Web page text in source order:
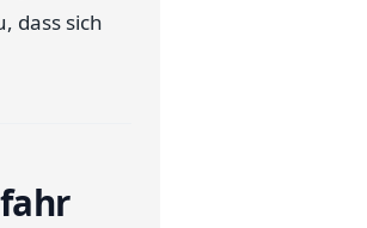
dass sich